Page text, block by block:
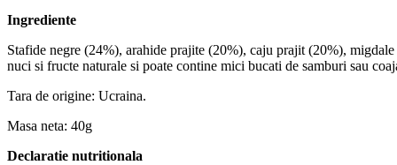
Ingrediente
Stafide negre (24%), arahide prajite (20%), caju prajit (20%),
nuci si fructe naturale si poate contine mici bucati de samburi sau
Tara de origine: Ucraina.
Masa neta: 40g
Declaratie nutritionala